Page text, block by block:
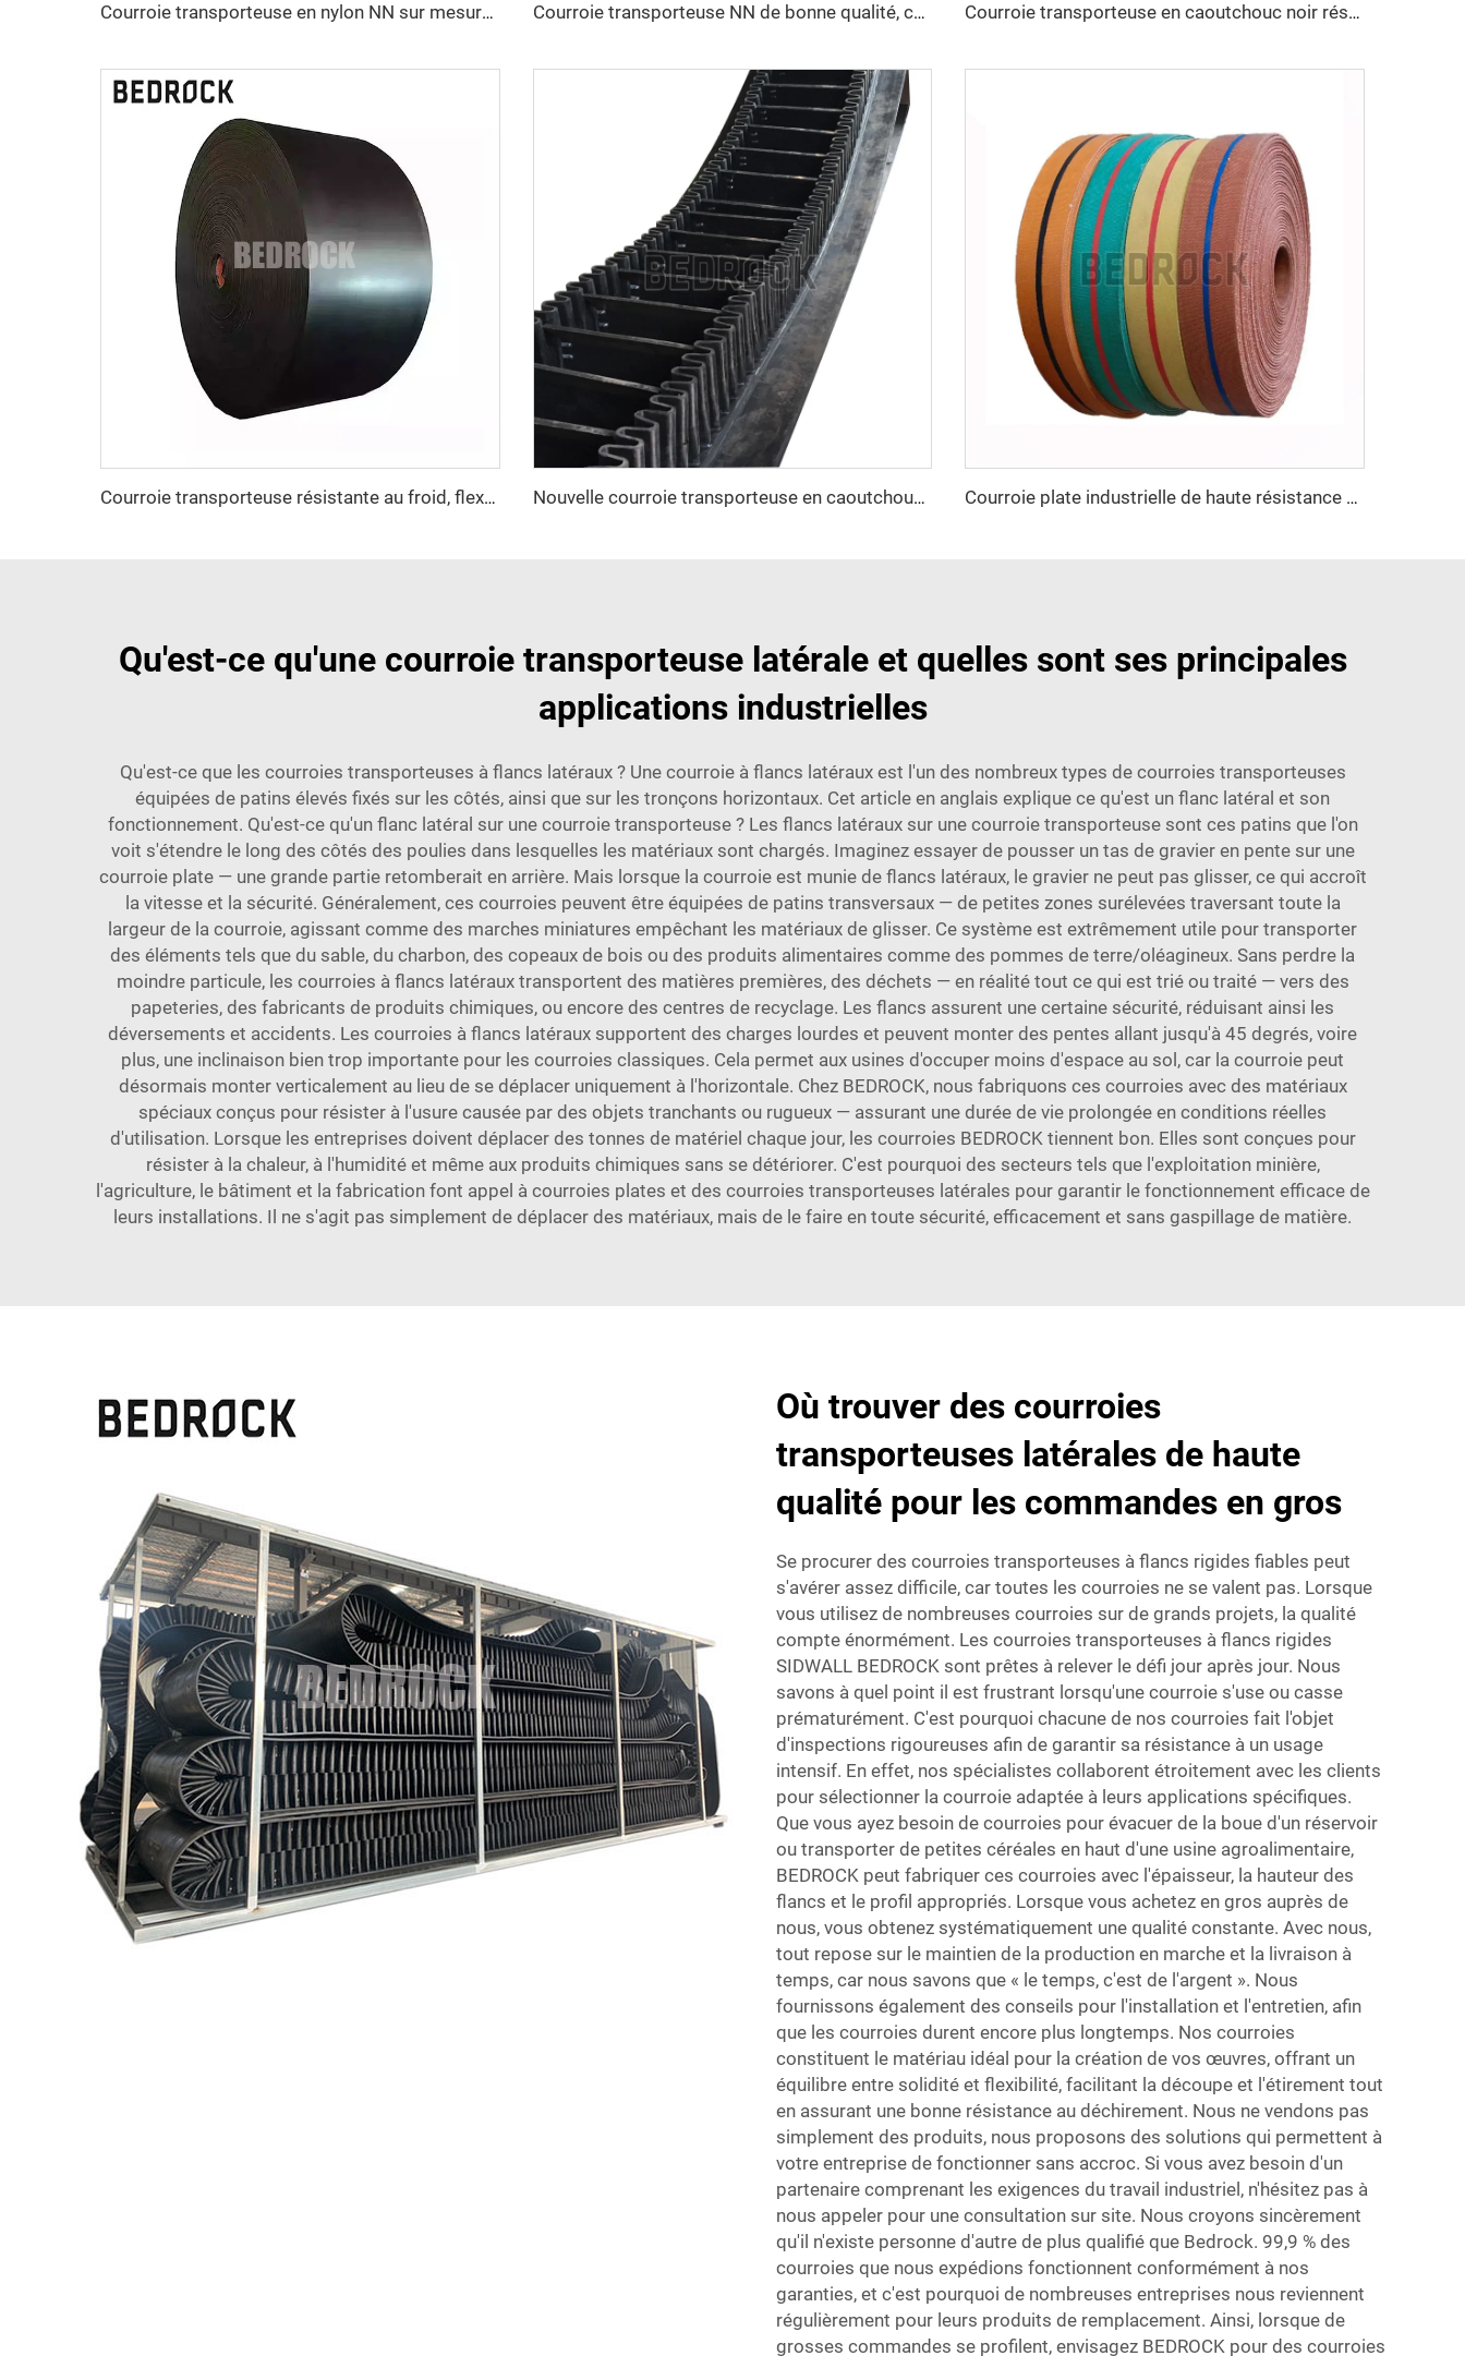
Courroie transporteuse en nylon NN sur mesure, résistante à l'abrasion, motif en chevrons pour l'exploitation minière Courroie transporteuse NN de bonne qualité, courroie transporteuse sur commande OEM personnalisable Courroie transporteuse en caoutchouc noir résistante à la chaleur EP150 personnalisable, 3 plis, 4 plis, 15MPA, robuste pour concasseur de pierre et exploitation minière
Courroie transporteuse résistante au froid, flexible à basse température et robuste pour les applications industrielles en milieu minier et extérieur Nouvelle courroie transporteuse en caoutchouc à décharge latérale, résistante à la chaleur, vitesse réglable, pour usine de fabrication Courroie plate industrielle de haute résistance à la traction, personnalisable, courroie de transmission en nylon OEM pour l'industrie textile
Qu'est-ce qu'une courroie transporteuse latérale et quelles sont ses principales
applications industrielles
Qu'est-ce que les courroies transporteuses à flancs latéraux ? Une courroie à flancs latéraux est l'un des nombreux types de courroies transporteuses
équipées de patins élevés fixés sur les côtés, ainsi que sur les tronçons horizontaux. Cet article en anglais explique ce qu'est un flanc latéral et son
fonctionnement. Qu'est-ce qu'un flanc latéral sur une courroie transporteuse ? Les flancs latéraux sur une courroie transporteuse sont ces patins que l'on
voit s'étendre le long des côtés des poulies dans lesquelles les matériaux sont chargés. Imaginez essayer de pousser un tas de gravier en pente sur une
courroie plate — une grande partie retomberait en arrière. Mais lorsque la courroie est munie de flancs latéraux, le gravier ne peut pas glisser, ce qui accroît
la vitesse et la sécurité. Généralement, ces courroies peuvent être équipées de patins transversaux — de petites zones surélevées traversant toute la
largeur de la courroie, agissant comme des marches miniatures empêchant les matériaux de glisser. Ce système est extrêmement utile pour transporter
des éléments tels que du sable, du charbon, des copeaux de bois ou des produits alimentaires comme des pommes de terre/oléagineux. Sans perdre la
moindre particule, les courroies à flancs latéraux transportent des matières premières, des déchets — en réalité tout ce qui est trié ou traité — vers des
papeteries, des fabricants de produits chimiques, ou encore des centres de recyclage. Les flancs assurent une certaine sécurité, réduisant ainsi les
déversements et accidents. Les courroies à flancs latéraux supportent des charges lourdes et peuvent monter des pentes allant jusqu'à 45 degrés, voire
plus, une inclinaison bien trop importante pour les courroies classiques. Cela permet aux usines d'occuper moins d'espace au sol, car la courroie peut
désormais monter verticalement au lieu de se déplacer uniquement à l'horizontale. Chez BEDROCK, nous fabriquons ces courroies avec des matériaux
spéciaux conçus pour résister à l'usure causée par des objets tranchants ou rugueux — assurant une durée de vie prolongée en conditions réelles
d'utilisation. Lorsque les entreprises doivent déplacer des tonnes de matériel chaque jour, les courroies BEDROCK tiennent bon. Elles sont conçues pour
résister à la chaleur, à l'humidité et même aux produits chimiques sans se détériorer. C'est pourquoi des secteurs tels que l'exploitation minière,
l'agriculture, le bâtiment et la fabrication font appel à courroies plates et des courroies transporteuses latérales pour garantir le fonctionnement efficace de
leurs installations. Il ne s'agit pas simplement de déplacer des matériaux, mais de le faire en toute sécurité, efficacement et sans gaspillage de matière.
Où trouver des courroies
transporteuses latérales de haute
qualité pour les commandes en gros
Se procurer des courroies transporteuses à flancs rigides fiables peut
s'avérer assez difficile, car toutes les courroies ne se valent pas. Lorsque
vous utilisez de nombreuses courroies sur de grands projets, la qualité
compte énormément. Les courroies transporteuses à flancs rigides
SIDWALL BEDROCK sont prêtes à relever le défi jour après jour. Nous
savons à quel point il est frustrant lorsqu'une courroie s'use ou casse
prématurément. C'est pourquoi chacune de nos courroies fait l'objet
d'inspections rigoureuses afin de garantir sa résistance à un usage
intensif. En effet, nos spécialistes collaborent étroitement avec les clients
pour sélectionner la courroie adaptée à leurs applications spécifiques.
Que vous ayez besoin de courroies pour évacuer de la boue d'un réservoir
ou transporter de petites céréales en haut d'une usine agroalimentaire,
BEDROCK peut fabriquer ces courroies avec l'épaisseur, la hauteur des
flancs et le profil appropriés. Lorsque vous achetez en gros auprès de
nous, vous obtenez systématiquement une qualité constante. Avec nous,
tout repose sur le maintien de la production en marche et la livraison à
temps, car nous savons que « le temps, c'est de l'argent ». Nous
fournissons également des conseils pour l'installation et l'entretien, afin
que les courroies durent encore plus longtemps. Nos courroies
constituent le matériau idéal pour la création de vos œuvres, offrant un
équilibre entre solidité et flexibilité, facilitant la découpe et l'étirement tout
en assurant une bonne résistance au déchirement. Nous ne vendons pas
simplement des produits, nous proposons des solutions qui permettent à
votre entreprise de fonctionner sans accroc. Si vous avez besoin d'un
partenaire comprenant les exigences du travail industriel, n'hésitez pas à
nous appeler pour une consultation sur site. Nous croyons sincèrement
qu'il n'existe personne d'autre de plus qualifié que Bedrock. 99,9 % des
courroies que nous expédions fonctionnent conformément à nos
garanties, et c'est pourquoi de nombreuses entreprises nous reviennent
régulièrement pour leurs produits de remplacement. Ainsi, lorsque de
grosses commandes se profilent, envisagez BEDROCK pour des courroies